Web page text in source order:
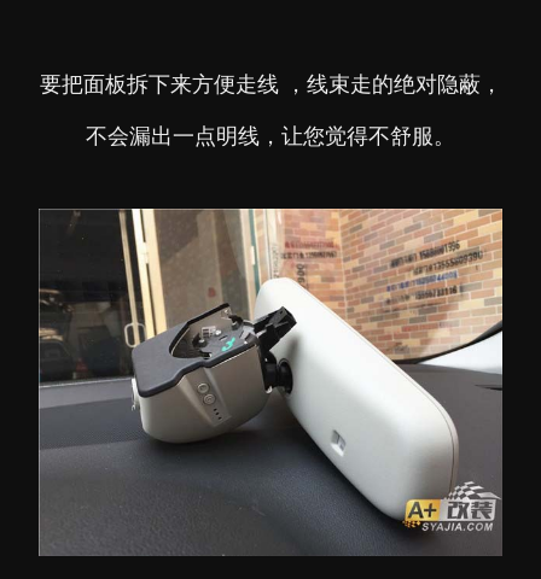
要把面板拆下来方便走线 ，线束走的绝对隐蔽，
不会漏出一点明线，让您觉得不舒服。